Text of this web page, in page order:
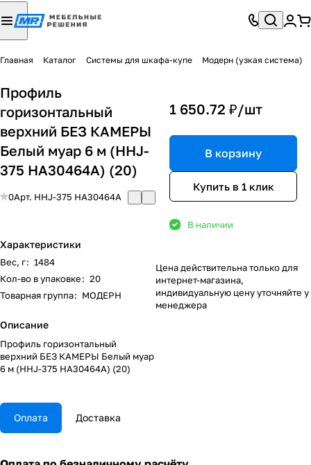
Главная Каталог Системы для шкафа-купе Модерн (узкая система)
Профиль
горизонтальный
верхний БЕЗ КАМЕРЫ
Белый муар 6 м (HHJ-
375 HA30464A) (20)
0Арт. HHJ-375 HA30464A
Характеристики
Вес, г: 1484
Кол-во в упаковке: 20
Товарная группа: МОДЕРН
Описание
Профиль горизонтальный
верхний БЕЗ КАМЕРЫ Белый муар
6 м (HHJ-375 HA30464A) (20)
1 650.72 ₽/шт
В корзину
Купить в 1 клик
В наличии
Цена действительна только для
интернет-магазина,
индивидуальную цену уточняйте у
менеджера
Оплата Доставка